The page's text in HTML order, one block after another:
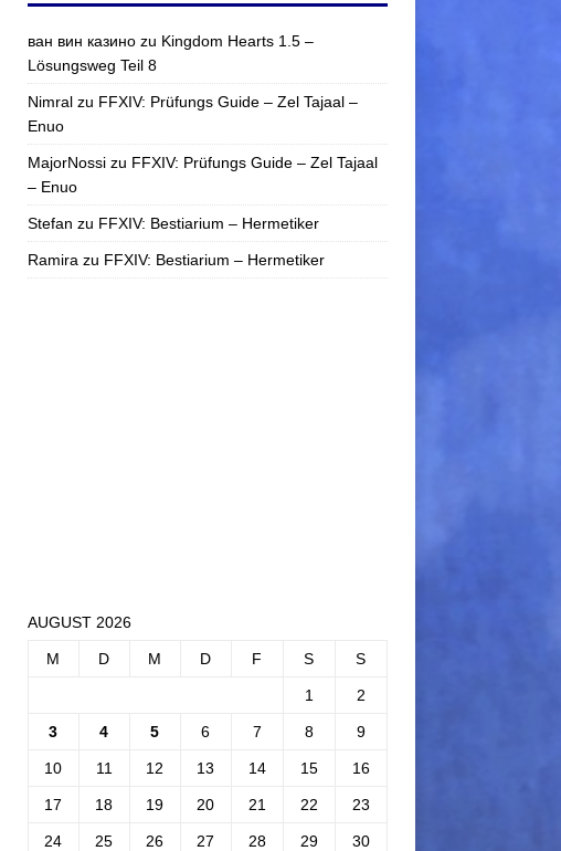
ван вин казиноzu Kingdom Hearts 1.5 –
Lösungsweg Teil 8
Nimralzu FFXIV: Prüfungs Guide – Zel Tajaal –
Enuo
MajorNossizu FFXIV: Prüfungs Guide – Zel Tajaal
– Enuo
Stefan zu FFXIV: Bestiarium – Hermetiker
Ramira zu FFXIV: Bestiarium – Hermetiker
AUGUST 2026
M D M D F S S
1 2
3 4 5 6 7 8 9
10 11 12 13 14 15 16
17 18 19 20 21 22 23
24 25 26 27 28 29 30